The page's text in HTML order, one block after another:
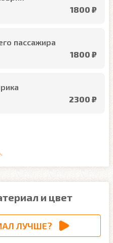
1800 ₽
пассажира
1800 ₽
2300 ₽
и цвет
ЛУЧШЕ?